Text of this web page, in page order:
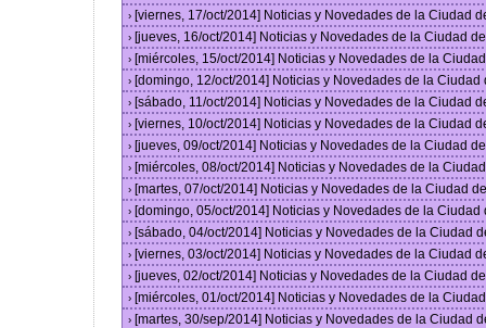
› [viernes, 17/oct/2014] Noticias y Novedades de la Ciudad
› [jueves, 16/oct/2014] Noticias y Novedades de la Ciudad
› [miércoles, 15/oct/2014] Noticias y Novedades de la
› [domingo, 12/oct/2014] Noticias y Novedades de la
› [sábado, 11/oct/2014] Noticias y Novedades de la Ciudad
› [viernes, 10/oct/2014] Noticias y Novedades de la Ciudad
› [jueves, 09/oct/2014] Noticias y Novedades de la Ciudad
› [miércoles, 08/oct/2014] Noticias y Novedades de la
› [martes, 07/oct/2014] Noticias y Novedades de la Ciudad
› [domingo, 05/oct/2014] Noticias y Novedades de la
› [sábado, 04/oct/2014] Noticias y Novedades de la Ciudad
› [viernes, 03/oct/2014] Noticias y Novedades de la Ciudad
› [jueves, 02/oct/2014] Noticias y Novedades de la Ciudad
› [miércoles, 01/oct/2014] Noticias y Novedades de la
› [martes, 30/sep/2014] Noticias y Novedades de la Ciudad